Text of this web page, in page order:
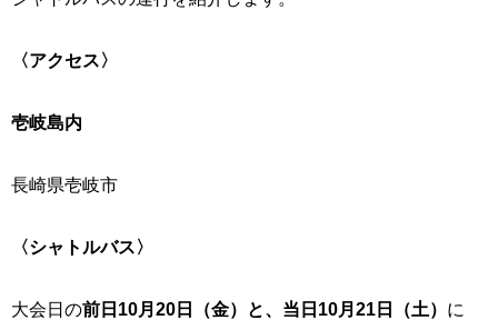
〈アクセス〉
壱岐島内
長崎県壱岐市
〈シャトルバス〉
大会日の前日10月20日（金）と、当日10月21日（土） に